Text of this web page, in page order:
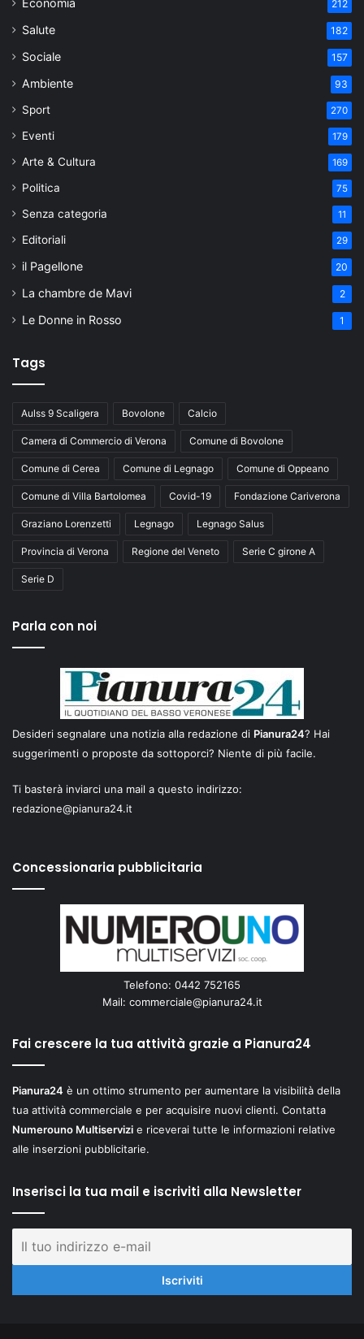
Economia 212
Salute 182
Sociale 157
Ambiente 93
Sport 270
Eventi 179
Arte & Cultura 169
Politica 75
Senza categoria 11
Editoriali 29
il Pagellone 20
La chambre de Mavi 2
Le Donne in Rosso 1
Tags
Aulss 9 Scaligera Bovolone Calcio
Camera di Commercio di Verona Comune di Bovolone
Comune di Cerea Comune di Legnago Comune di Oppeano
Comune di Villa Bartolomea Covid-19 Fondazione Cariverona
Graziano Lorenzetti Legnago Legnago Salus
Provincia di Verona Regione del Veneto Serie C girone A
Serie D
Parla con noi
Desideri segnalare una notizia alla redazione di Pianura24? Hai
suggerimenti o proposte da sottoporci? Niente di più facile.
Ti basterà inviarci una mail a questo indirizzo:
redazione@pianura24.it
Concessionaria pubblicitaria
Telefono: 0442 752165
Mail: commerciale@pianura24.it
Fai crescere la tua attività grazie a Pianura24
Pianura24 è un ottimo strumento per aumentare la visibilità della
tua attività commerciale e per acquisire nuovi clienti. Contatta
Numerouno Multiservizi e riceverai tutte le informazioni relative
alle inserzioni pubblicitarie.
Inserisci la tua mail e iscriviti alla Newsletter